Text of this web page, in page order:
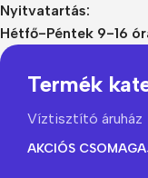
Nyitvatartás:
Hétfő-Péntek 9-16
Termék
Víztisztító áruház
AKCIÓS